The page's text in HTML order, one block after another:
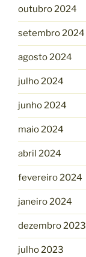
outubro 2024
setembro 2024
agosto 2024
julho 2024
junho 2024
maio 2024
abril 2024
fevereiro 2024
janeiro 2024
dezembro 2023
julho 2023